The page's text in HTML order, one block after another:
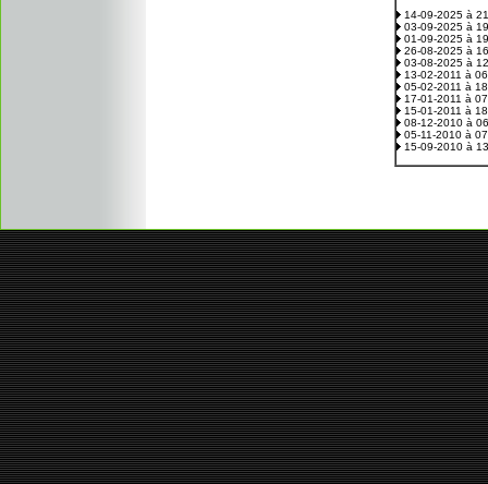
14-09-2025 à
03-09-2025 à
01-09-2025 à
26-08-2025 à
03-08-2025 à
13-02-2011 à
05-02-2011 à
17-01-2011 à
15-01-2011 à
08-12-2010 à
05-11-2010 à
15-09-2010 à